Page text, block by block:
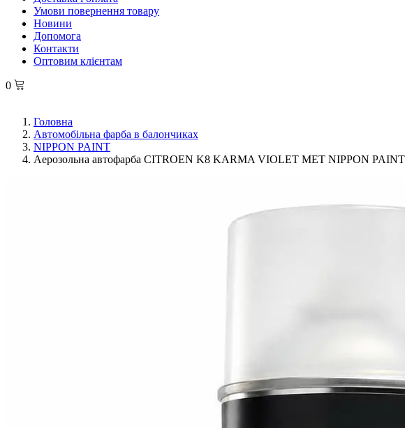
Умови повернення товару
Новини
Допомога
Контакти
Оптовим клієнтам
0
Головна
Автомобільна фарба в балончиках
NIPPON PAINT
Аерозольна автофарба CITROEN K8 KARMA VIOLET MET NIPPON